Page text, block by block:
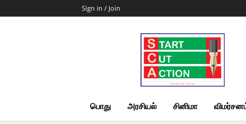
Sign in / Join
Start
Cut
Action
|
News
&
பொது அரசியல் சினிமா